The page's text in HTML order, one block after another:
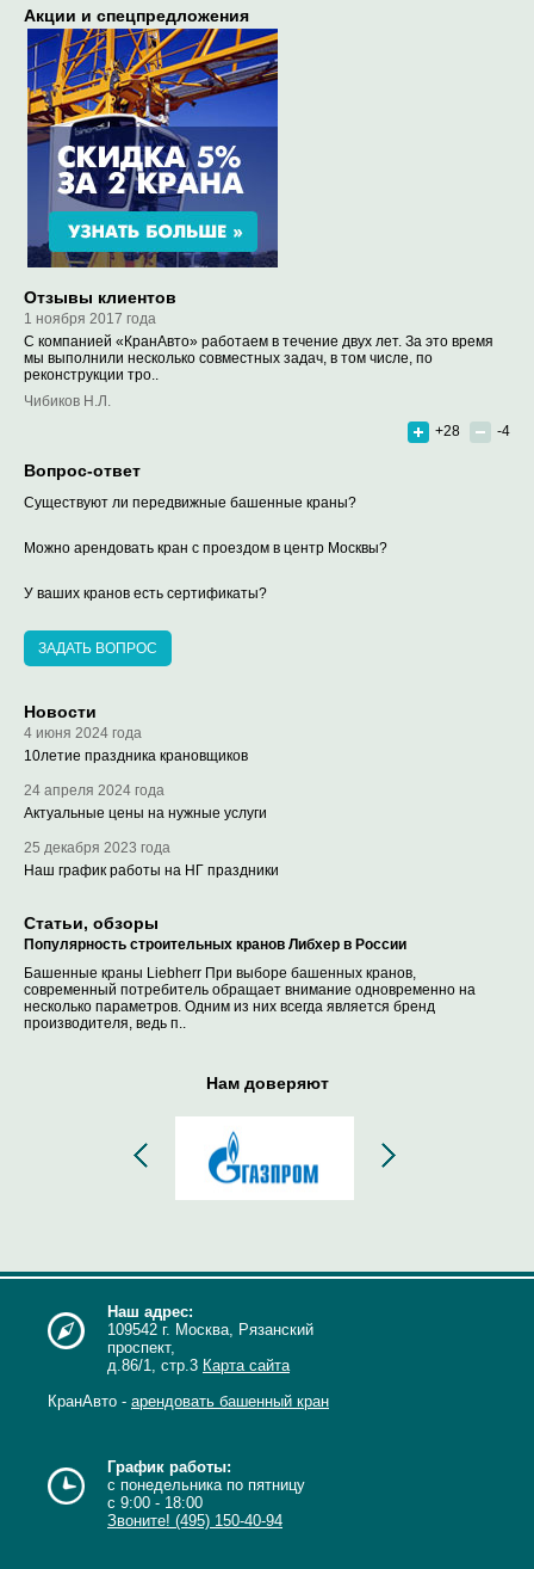
Акции и спецпредложения
Отзывы клиентов
1 ноября 2017 года
С компанией «КранАвто» работаем в течение двух лет. За это время
мы выполнили несколько совместных задач, в том числе, по
реконструкции тро..
Чибиков Н.Л.
+28
-4
Вопрос-ответ
Существуют ли передвижные башенные краны?
Можно арендовать кран с проездом в центр Москвы?
У ваших кранов есть сертификаты?
ЗАДАТЬ ВОПРОС
Новости
4 июня 2024 года
10летие праздника крановщиков
24 апреля 2024 года
Актуальные цены на нужные услуги
25 декабря 2023 года
Наш график работы на НГ праздники
Статьи, обзоры
Популярность строительных кранов Либхер в России
Башенные краны Liebherr При выборе башенных кранов,
современный потребитель обращает внимание одновременно на
несколько параметров. Одним из них всегда является бренд
производителя, ведь п..
Нам доверяют
Наш адрес:
109542 г. Москва, Рязанский
проспект,
д.86/1, стр.3 Карта сайта
КранАвто - арендовать башенный кран
График работы:
с понедельника по пятницу
с 9:00 - 18:00
Звоните! (495) 150-40-94